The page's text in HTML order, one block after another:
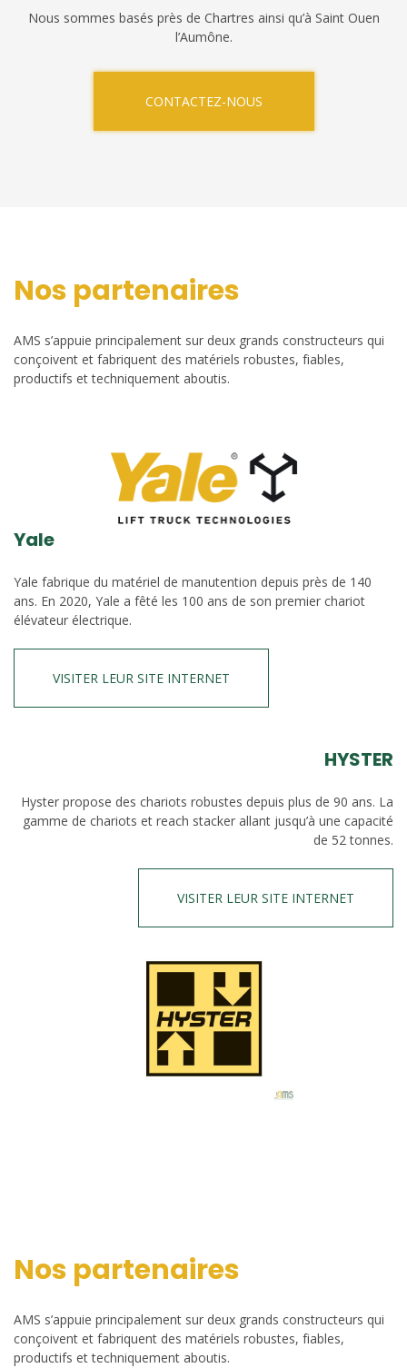
Nous sommes basés près de Chartres ainsi qu’à Saint Ouen
l’Aumône.
CONTACTEZ-NOUS
Nos partenaires
AMS s’appuie principalement sur deux grands constructeurs qui
conçoivent et fabriquent des matériels robustes, fiables,
productifs et techniquement aboutis.
Yale
Yale fabrique du matériel de manutention depuis près de 140
ans. En 2020, Yale a fêté les 100 ans de son premier chariot
élévateur électrique.
VISITER LEUR SITE INTERNET
HYSTER
Hyster propose des chariots robustes depuis plus de 90 ans. La
gamme de chariots et reach stacker allant jusqu’à une capacité
de 52 tonnes.
VISITER LEUR SITE INTERNET
Nos partenaires
AMS s’appuie principalement sur deux grands constructeurs qui
conçoivent et fabriquent des matériels robustes, fiables,
productifs et techniquement aboutis.